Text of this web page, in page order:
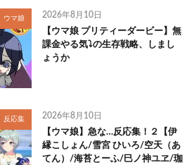
ウマ娘 2026年8月10日
【ウマ娘 プリティーダービー】無
課金やる気⤵の生存戦略、しまし
ょうか
反応集 2026年8月10日
【ウマ娘】急な…反応集！２【伊
縁こしょん/雪宮 ひいろ/空天（あ
てん）/海苔とーふ/巳ノ神ユヱ/珈